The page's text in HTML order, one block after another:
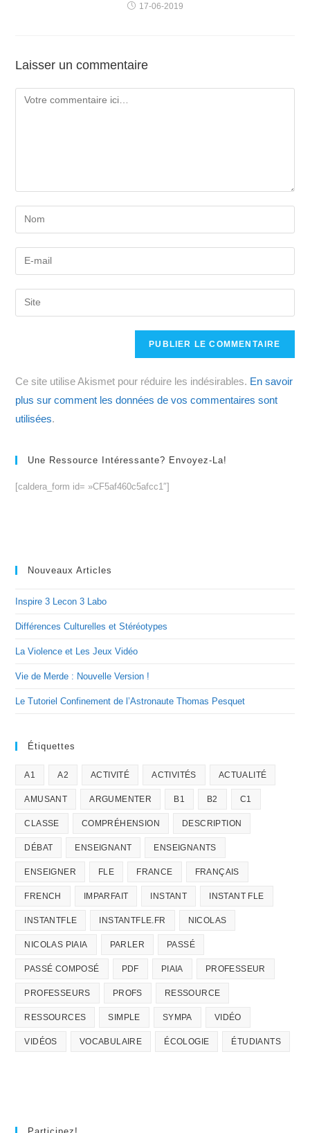
17-06-2019
Laisser un commentaire
Comment
Enter
your
name
comment
Enter
your
email
address
Saisir
l’URL
(facultatif)
Ce site utilise Akismet pour réduire les indésirables. En savoir
plus sur comment les données de vos commentaires sont
utilisées.
Une Ressource Intéressante? Envoyez-La!
[caldera_form id= »CF5af460c5afcc1″]
Nouveaux Articles
Inspire 3 Lecon 3 Labo
Différences Culturelles et Stéréotypes
La Violence et Les Jeux Vidéo
Vie de Merde : Nouvelle Version !
Le Tutoriel Confinement de l’Astronaute Thomas Pesquet
Étiquettes
A1 A2 ACTIVITÉ ACTIVITÉS ACTUALITÉ
AMUSANT ARGUMENTER B1 B2 C1
CLASSE COMPRÉHENSION DESCRIPTION
DÉBAT ENSEIGNANT ENSEIGNANTS
ENSEIGNER FLE FRANCE FRANÇAIS
FRENCH IMPARFAIT INSTANT INSTANT FLE
INSTANTFLE INSTANTFLE.FR NICOLAS
NICOLAS PIAIA PARLER PASSÉ
PASSÉ COMPOSÉ PDF PIAIA PROFESSEUR
PROFESSEURS PROFS RESSOURCE
RESSOURCES SIMPLE SYMPA VIDÉO
VIDÉOS VOCABULAIRE ÉCOLOGIE ÉTUDIANTS